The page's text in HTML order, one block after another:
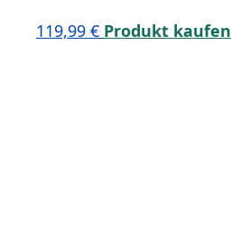
119,99 € Produkt kaufen